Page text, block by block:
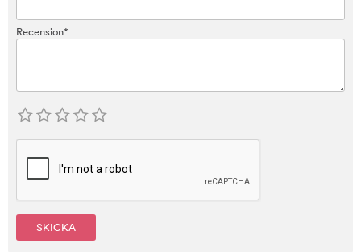
Recension*
SKICKA